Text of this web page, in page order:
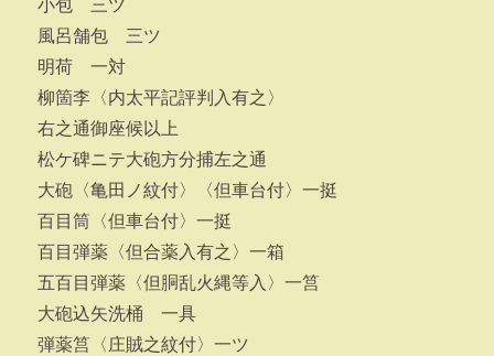
小包 三ツ
風呂舗包 三ツ
明荷 一対
柳箇李〈内太平記評判入有之〉
右之通御座候以上
松ケ碑ニテ大砲方分捕左之通
大砲〈亀田ノ紋付〉〈但車台付〉一挺
百目筒〈但車台付〉一挺
百目弾薬〈但合薬入有之〉一箱
五百目弾薬〈但胴乱火縄等入〉一筥
大砲込矢洗桶 一具
弾薬筥〈庄賊之紋付〉一ツ